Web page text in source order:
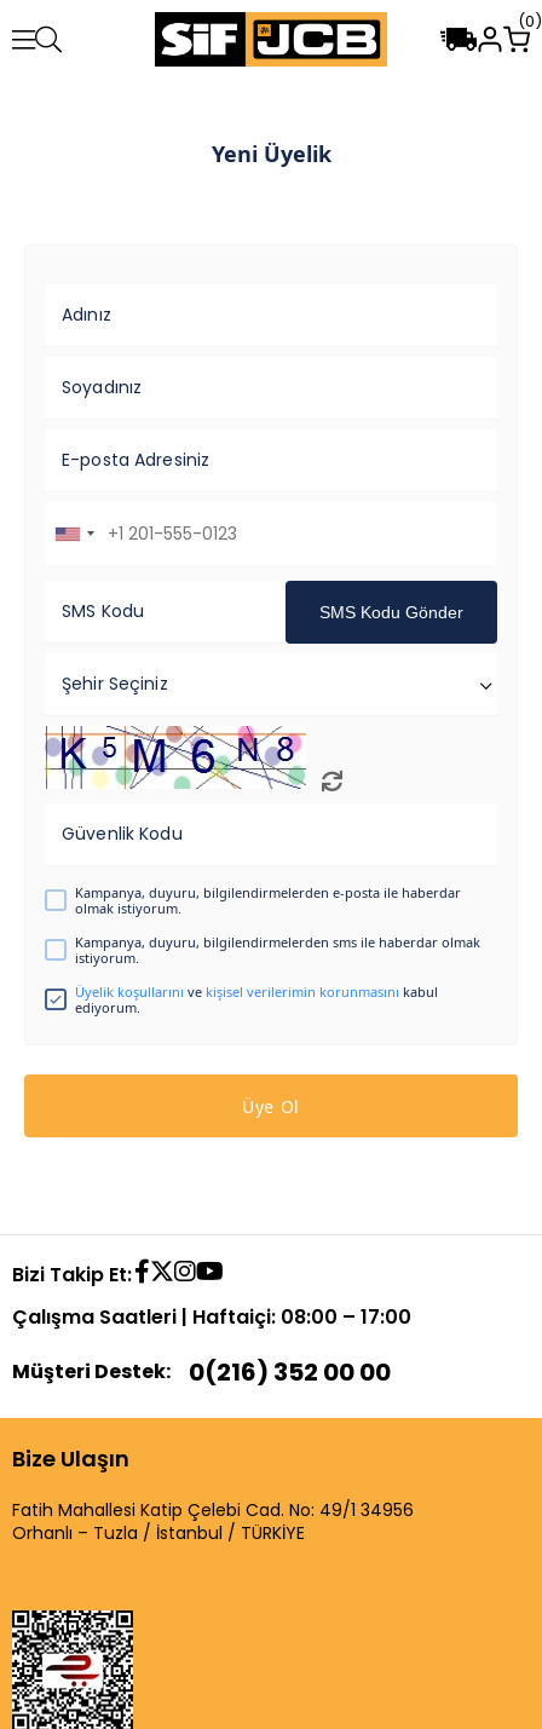
0
Yeni Üyelik
Adınız
Soyadınız
E-posta Adresiniz
SMS Kodu Gönder
SMS Kodu
Şehir Seçiniz
Güvenlik Kodu
Kampanya, duyuru, bilgilendirmelerden e-posta ile haberdar
olmak istiyorum.
Kampanya, duyuru, bilgilendirmelerden sms ile haberdar olmak
istiyorum.
Üyelik koşullarını ve kişisel verilerimin korunmasını kabul
ediyorum.
Üye Ol
Bizi Takip Et:
Çalışma Saatleri | Haftaiçi: 08:00 – 17:00
Müşteri Destek:
0(216) 352 00 00
Bize Ulaşın
Fatih Mahallesi Katip Çelebi Cad. No: 49/1 34956
Orhanlı – Tuzla / İstanbul / TÜRKİYE